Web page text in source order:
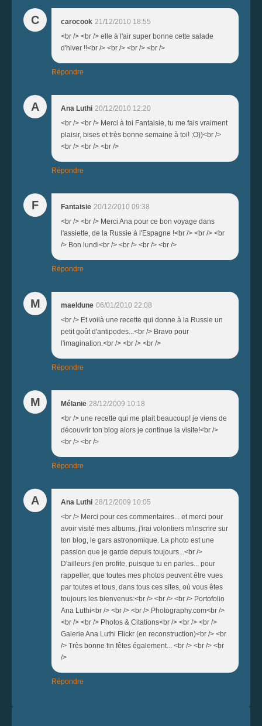
C carocook 21/12/2010 18:55
<br /> <br /> elle à l'air super bonne cette salade
d'hiver !!<br /> <br /> <br /> <br />
Répondre
A Ana Luthi 20/12/2010 12:20
<br /> <br /> Merci à toi Fantaisie, tu me fais vraiment
plaisir, bises et très bonne semaine à toi! ;O))<br />
<br /> <br /> <br />
Répondre
F Fantaisie 20/12/2010 09:38
<br /> <br /> Merci Ana pour ce bon voyage dans
l'assiette, de la Russie à l'Espagne !<br /> <br /> <br
/> Bon lundi<br /> <br /> <br /> <br />
Répondre
M maeldune 06/01/2010 22:08
<br /> Et voilà une recette qui donne à la Russie un
petit goût d'antipodes...<br /> Bravo pour
l'imagination.<br /> <br /> <br />
Répondre
M Mélanie 28/12/2009 10:18
<br /> une recette qui me plait beaucoup! je viens de
découvrir ton blog alors je continue la visite!<br />
<br /> <br />
Répondre
A Ana Luthi 28/12/2009 10:05
<br /> Merci pour ces commentaires... et merci pour
avoir visité mes albums, j'irai volontiers m'inscrire sur
ton blog, le gars astronomique. La photo est une
passion que je garde depuis toujours...<br />
D'ailleurs j'en profite, puisque tu en parles... pour
rappeller, que toutes mes photos peuvent être vues
par toutes et tous, dans tous ces sites, où vous êtes
toujours les bienvenus:<br /> <br /> <br /> Portofolio
Ana Luthi<br /> <br /> <br /> Photography.com<br />
<br /> <br /> Photos & Citations<br /> <br /> <br />
Galerie Ana Luthi Flickr (en reconstruction)<br /> <br
/> Très bonne fin fêtes également... <br /> <br /> <br
/>
Répondre